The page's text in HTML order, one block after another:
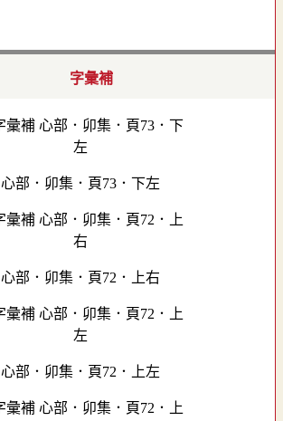
字彙補
心部．卯集．頁73．下左
心部．卯集．頁72．上右
心部．卯集．頁72．上左